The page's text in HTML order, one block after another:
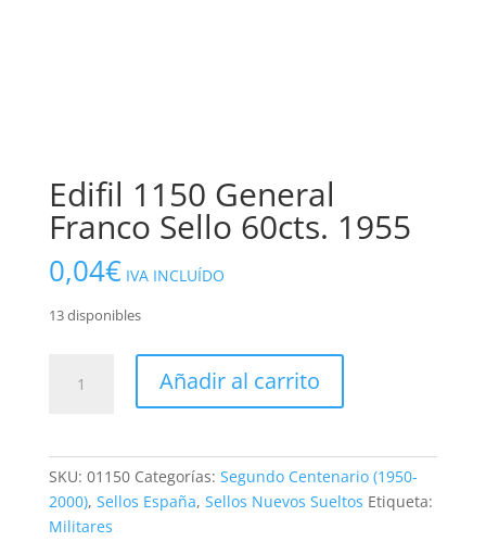
Edifil 1150 General
Franco Sello 60cts. 1955
0,04€ IVA INCLUÍDO
13 disponibles
1150
1955
Añadir al carrito
SKU: 01150 Categorías: Segundo Centenario (1950-
2000), Sellos España, Sellos Nuevos Sueltos Etiqueta:
Militares